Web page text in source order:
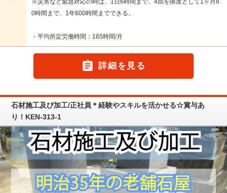
※災害など緊急対応の時は、1日6時間まで、4回を限度として1ヶ月8
0時間まで、1年600時間までできる。
・平均所定労働時間：165時間/月
 詳細を見る
石材施工及び加工/正社員＊経験やスキルを活かせる☆賞与あ
り！KEN-313-1